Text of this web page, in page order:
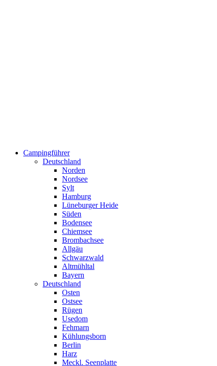
Campingführer
Deutschland
Norden
Nordsee
Sylt
Hamburg
Lüneburger Heide
Süden
Bodensee
Chiemsee
Brombachsee
Allgäu
Schwarzwald
Altmühltal
Bayern
Deutschland
Osten
Ostsee
Rügen
Usedom
Fehmarn
Kühlungsborn
Berlin
Harz
Meckl. Seenplatte